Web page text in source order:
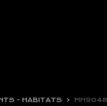
- HABITATS MH9048